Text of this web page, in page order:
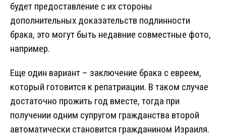
будет предоставление с их стороны
дополнительных доказательств подлинности
брака, это могут быть недавние совместные фото,
например.
Еще один вариант – заключение брака с евреем,
который готовится к репатриации. В таком случае
достаточно прожить год вместе, тогда при
получении одним супругом гражданства второй
автоматически становится гражданином Израиля.